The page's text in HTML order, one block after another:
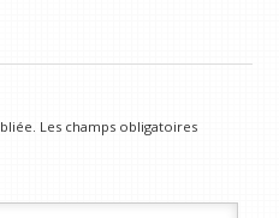
Les champs obligatoires